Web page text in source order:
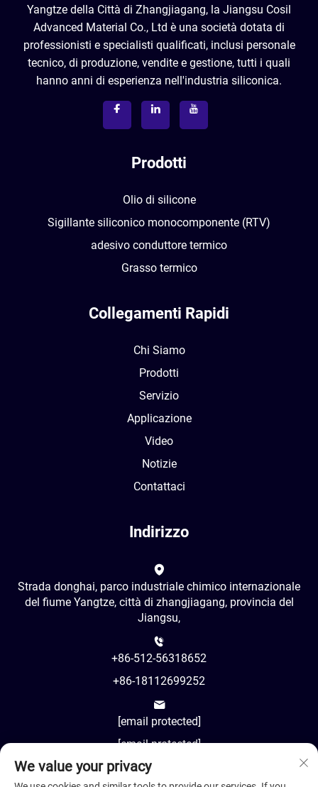
Yangtze della Città di Zhangjiagang, la Jiangsu Cosil
Advanced Material Co., Ltd è una società dotata di
professionisti e specialisti qualificati, inclusi personale
tecnico, di produzione, vendite e gestione, tutti i quali
hanno anni di esperienza nell'industria siliconica.
Prodotti
Olio di silicone
Sigillante siliconico monocomponente (RTV)
adesivo conduttore termico
Grasso termico
Collegamenti Rapidi
Chi Siamo
Prodotti
Servizio
Applicazione
Video
Notizie
Contattaci
Indirizzo
Strada donghai, parco industriale chimico internazionale
del fiume Yangtze, città di zhangjiagang, provincia del
Jiangsu,
+86-512-56318652
+86-18112699252
[email protected]
[email protected]
We value your privacy